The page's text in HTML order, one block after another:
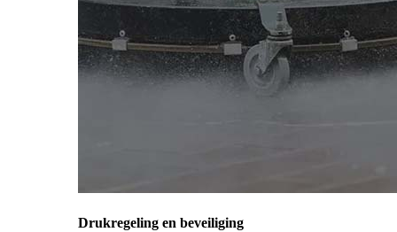
Drukregeling en beveiliging